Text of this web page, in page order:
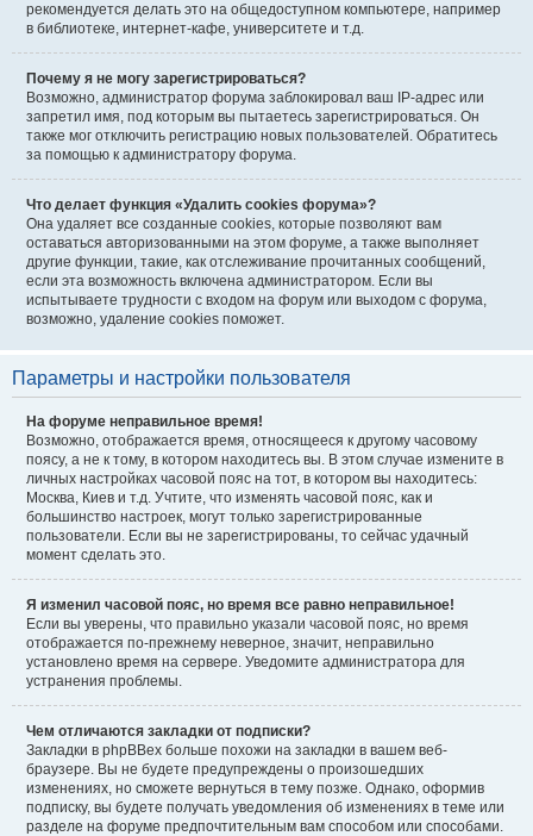
рекомендуется делать это на общедоступном компьютере, например
в библиотеке, интернет-кафе, университете и т.д.
Почему я не могу зарегистрироваться?
Возможно, администратор форума заблокировал ваш IP-адрес или
запретил имя, под которым вы пытаетесь зарегистрироваться. Он
также мог отключить регистрацию новых пользователей. Обратитесь
за помощью к администратору форума.
Что делает функция «Удалить cookies форума»?
Она удаляет все созданные cookies, которые позволяют вам
оставаться авторизованными на этом форуме, а также выполняет
другие функции, такие, как отслеживание прочитанных сообщений,
если эта возможность включена администратором. Если вы
испытываете трудности с входом на форум или выходом с форума,
возможно, удаление cookies поможет.
Параметры и настройки пользователя
На форуме неправильное время!
Возможно, отображается время, относящееся к другому часовому
поясу, а не к тому, в котором находитесь вы. В этом случае измените в
личных настройках часовой пояс на тот, в котором вы находитесь:
Москва, Киев и т.д. Учтите, что изменять часовой пояс, как и
большинство настроек, могут только зарегистрированные
пользователи. Если вы не зарегистрированы, то сейчас удачный
момент сделать это.
Я изменил часовой пояс, но время все равно неправильное!
Если вы уверены, что правильно указали часовой пояс, но время
отображается по-прежнему неверное, значит, неправильно
установлено время на сервере. Уведомите администратора для
устранения проблемы.
Чем отличаются закладки от подписки?
Закладки в phpBBex больше похожи на закладки в вашем веб-
браузере. Вы не будете предупреждены о произошедших
изменениях, но сможете вернуться в тему позже. Однако, оформив
подписку, вы будете получать уведомления об изменениях в теме или
разделе на форуме предпочтительным вам способом или способами.